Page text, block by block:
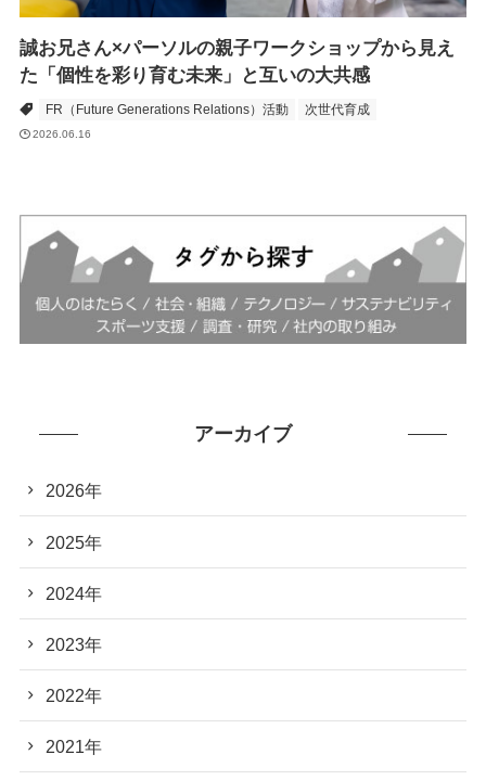
誠お兄さん×パーソルの親子ワークショップから見え
た「個性を彩り育む未来」と互いの大共感
FR（Future Generations Relations）活動 次世代育成
2026.06.16
アーカイブ
2026年
2025年
2024年
2023年
2022年
2021年